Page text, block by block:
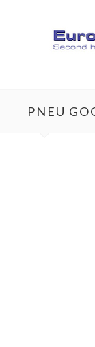
PNEU